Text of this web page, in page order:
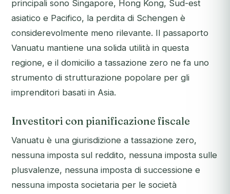
principali sono Singapore, Hong Kong, Sud-est
asiatico e Pacifico, la perdita di Schengen è
considerevolmente meno rilevante. Il passaporto
Vanuatu mantiene una solida utilità in questa
regione, e il domicilio a tassazione zero ne fa uno
strumento di strutturazione popolare per gli
imprenditori basati in Asia.
Investitori con pianificazione fiscale
Vanuatu è una giurisdizione a tassazione zero,
nessuna imposta sul reddito, nessuna imposta sulle
plusvalenze, nessuna imposta di successione e
nessuna imposta societaria per le società